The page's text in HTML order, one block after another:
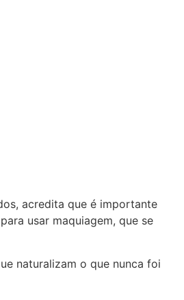
acredita que é importante
usar maquiagem, que se
naturalizam o que nunca foi